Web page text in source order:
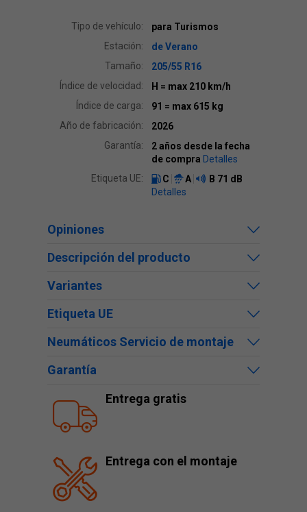
Tipo de vehículo:
para Turismos
Estación:
de Verano
Tamaño:
205/55 R16
Índice de velocidad:
H = max 210 km/h
Índice de carga:
91 = max 615 kg
Año de fabricación:
2026
Garantía:
2 años desde la fecha
de compra Detalles
Etiqueta UE:
C A B 71 dB
Detalles
Opiniones
Descripción del producto
Variantes
Etiqueta UE
Neumáticos Servicio de montaje
Garantía
Entrega gratis
Entrega con el montaje